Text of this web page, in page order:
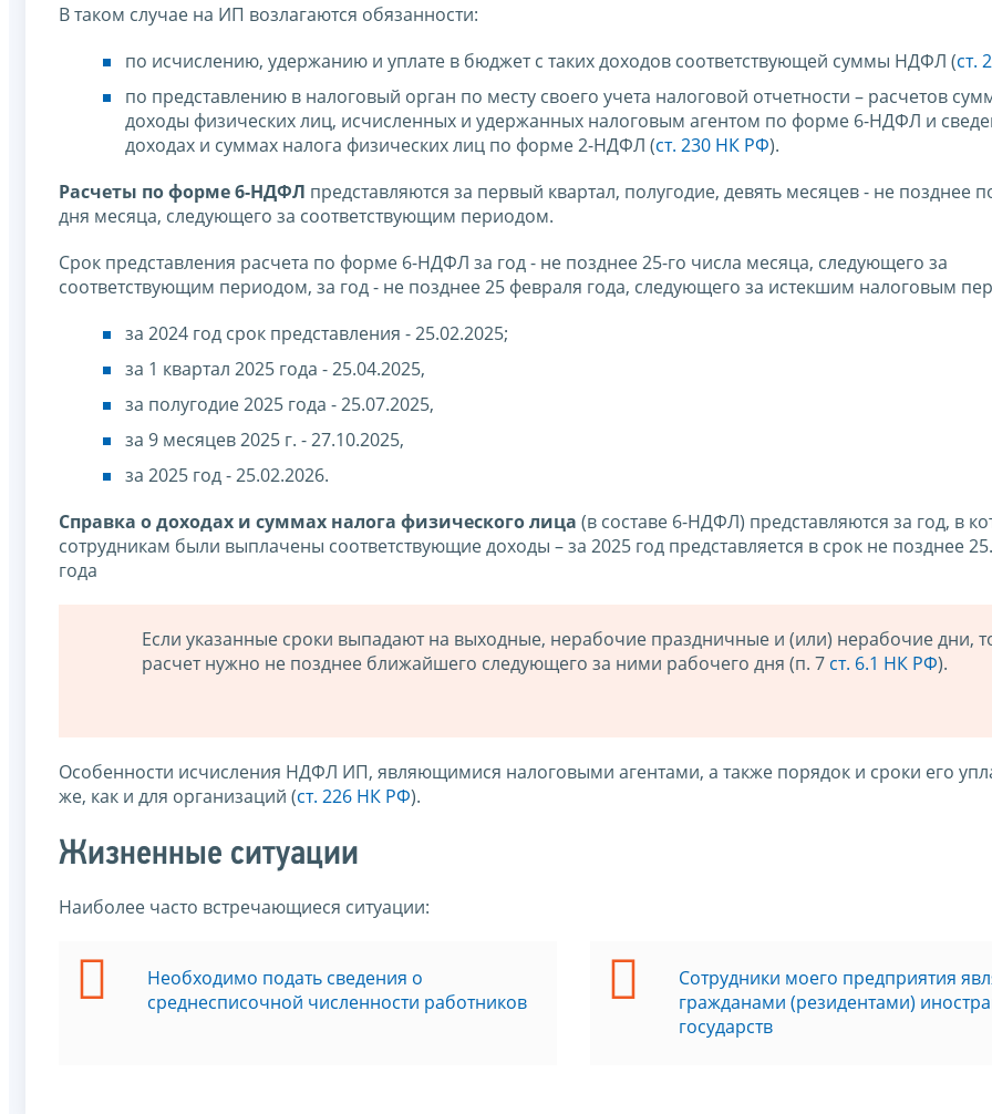
В таком случае на ИП возлагаются обязанности:
по исчислению, удержанию и уплате в бюджет с таких доходов соответствующей суммы НДФЛ (ст.
по представлению в налоговый орган по месту своего учета налоговой отчетности – расчетов
доходы физических лиц, исчисленных и удержанных налоговым агентом по форме 6-НДФЛ и
доходах и суммах налога физических лиц по форме 2-НДФЛ (ст. 230 НК РФ).
Расчеты по форме 6-НДФЛ представляются за первый квартал, полугодие, девять месяцев - не позднее
дня месяца, следующего за соответствующим периодом.
Срок представления расчета по форме 6-НДФЛ за год - не позднее 25-го числа месяца, следующего за
соответствующим периодом, за год - не позднее 25 февраля года, следующего за истекшим налоговым
за 2024 год срок представления - 25.02.2025;
за 1 квартал 2025 года - 25.04.2025,
за полугодие 2025 года - 25.07.2025,
за 9 месяцев 2025 г. - 27.10.2025,
за 2025 год - 25.02.2026.
Справка о доходах и суммах налога физического лица (в составе 6-НДФЛ) представляются за год, в
сотрудникам были выплачены соответствующие доходы – за 2025 год представляется в срок не позднее
года
Если указанные сроки выпадают на выходные, нерабочие праздничные и (или) нерабочие дни,
расчет нужно не позднее ближайшего следующего за ними рабочего дня (п. 7 ст. 6.1 НК РФ).
Особенности исчисления НДФЛ ИП, являющимися налоговыми агентами, а также порядок и сроки его
же, как и для организаций (ст. 226 НК РФ).
Жизненные ситуации
Наиболее часто встречающиеся ситуации:
Необходимо подать сведения о
среднесписочной численности работников
Сотрудники моего предприятия
гражданами (резидентами)
государств